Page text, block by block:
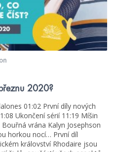
2020?
01:02 První díly nových
Ukončení sérií 11:19 Míšin
vrána Kalyn Josephson
horkou nocí… První díl
království Rhodaire jsou